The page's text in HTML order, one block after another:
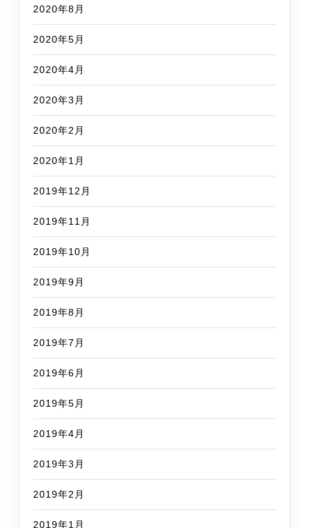
2020年8月
2020年5月
2020年4月
2020年3月
2020年2月
2020年1月
2019年12月
2019年11月
2019年10月
2019年9月
2019年8月
2019年7月
2019年6月
2019年5月
2019年4月
2019年3月
2019年2月
2019年1月